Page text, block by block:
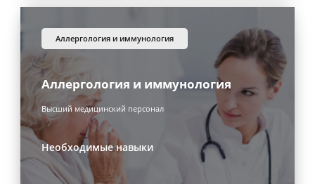
аллергология и иммунология
Аллергология и иммунология
Высший медицинский персонал
Необходимые навыки